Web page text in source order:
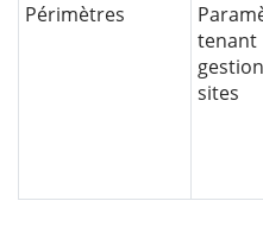
Périmètres
sites